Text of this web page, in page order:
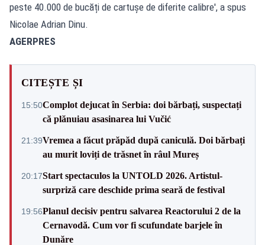
peste 40.000 de bucăți de cartușe de diferite calibre', a spus
Nicolae Adrian Dinu.
AGERPRES
CITEȘTE ȘI
15:50Complot dejucat în Serbia: doi bărbați, suspectați
că plănuiau asasinarea lui Vučić
21:39Vremea a făcut prăpăd după caniculă. Doi bărbați
au murit loviți de trăsnet în râul Mureș
20:17Start spectaculos la UNTOLD 2026. Artistul-
surpriză care deschide prima seară de festival
19:56Planul decisiv pentru salvarea Reactorului 2 de la
Cernavodă. Cum vor fi scufundate barjele în
Dunăre